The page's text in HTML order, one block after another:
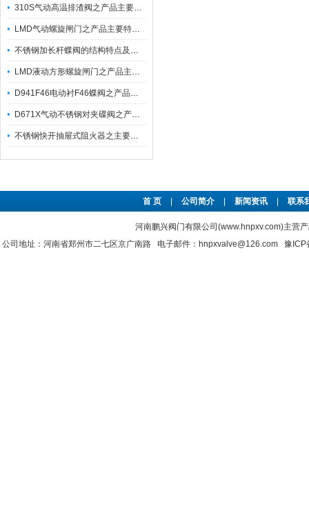
310S气动高温排渣阀之产品主要应用及特点
LMD气动螺旋闸门之产品主要特点及其连接尺寸
不锈钢加长杆蝶阀的结构特点及主要技术参数
LMD液动方形螺旋闸门之产品主要特优点有哪些？
D941F46电动衬F46蝶阀之产品特性及执行机构特性
D671X气动不锈钢对夹碟阀之产品主要特点及参数
不锈钢快开抽屉式阻火器之主要特点及保养维修
首 页 公司简介 新闻资讯 联系
河南鹏兴阀门有限公司(www.hnpxv.com)主营
公司地址：河南省郑州市二七区京广南路 电子邮件：hnpxvalve@126.com 豫ICP